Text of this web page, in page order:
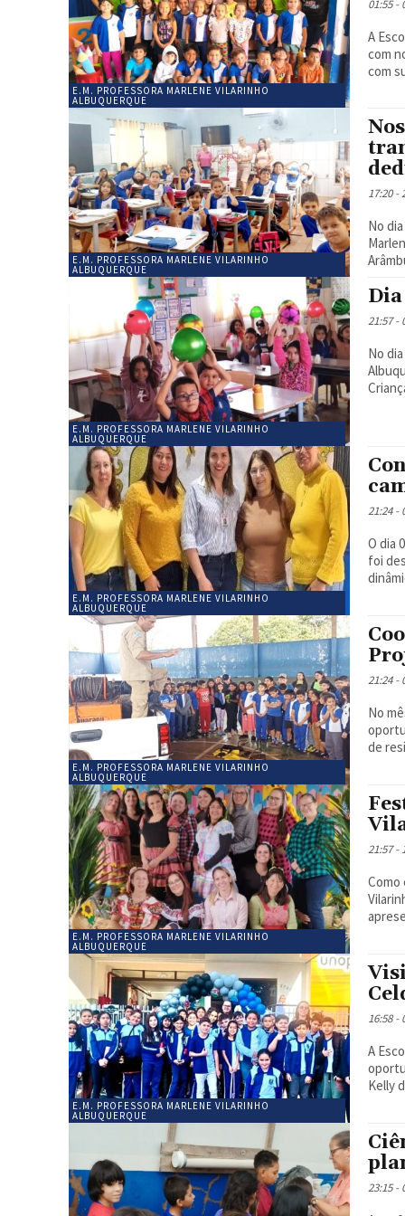
E.M. PROFESSORA MARLENE VILARINHO
ALBUQUERQUE
01:55 -
A
com
com
E.M. PROFESSORA MARLENE VILARINHO
ALBUQUERQUE
17:20 -
No
E.M. PROFESSORA MARLENE VILARINHO
ALBUQUERQUE
21:57 -
No
E.M. PROFESSORA MARLENE VILARINHO
ALBUQUERQUE
21:24 -
O dia
foi
E.M. PROFESSORA MARLENE VILARINHO
ALBUQUERQUE
21:24 -
No
de
E.M. PROFESSORA MARLENE VILARINHO
ALBUQUERQUE
21:57 -
Como
E.M. PROFESSORA MARLENE VILARINHO
ALBUQUERQUE
16:58 -
A
Kelly
23:15 -